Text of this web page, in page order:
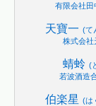
有限会社田
天寶一 (て
株式会社
蜻蛉 (
若波酒造
伯楽星 (は